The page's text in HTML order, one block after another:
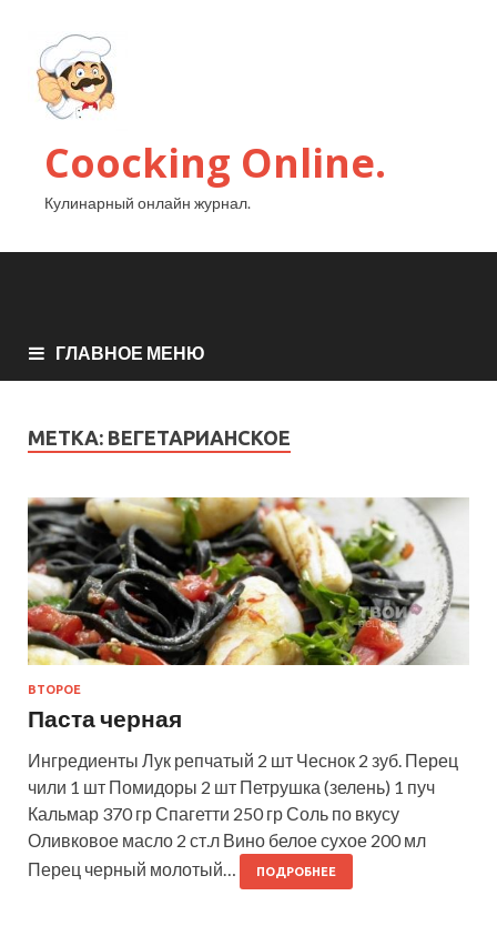
Coocking Online.
Кулинарный онлайн журнал.
ГЛАВНОЕ МЕНЮ
МЕТКА: ВЕГЕТАРИАНСКОЕ
ВТОРОЕ
Паста черная
Ингредиенты Лук репчатый 2 шт Чеснок 2 зуб. Перец
чили 1 шт Помидоры 2 шт Петрушка (зелень) 1 пуч
Кальмар 370 гр Спагетти 250 гр Соль по вкусу
Оливковое масло 2 ст.л Вино белое сухое 200 мл
Перец черный молотый…
ПОДРОБНЕЕ